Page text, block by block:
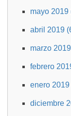
mayo 2019
abril 2019
marzo
febrero
enero 2019
diciembre